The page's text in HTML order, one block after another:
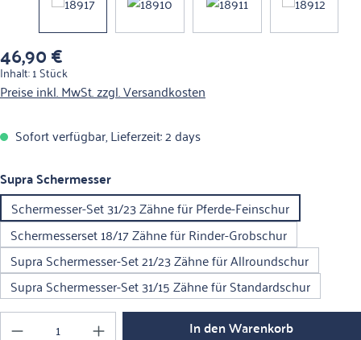
Regulärer Preis:
46,90 €
Inhalt:1 Stück
Preise inkl. MwSt. zzgl. Versandkosten
Sofort verfügbar, Lieferzeit: 2 days
Supra Schermesserauswählen
Schermesser-Set 31/23 Zähne für Pferde-Feinschur
Schermesserset 18/17 Zähne für Rinder-Grobschur
Supra Schermesser-Set 21/23 Zähne für Allroundschur
Supra Schermesser-Set 31/15 Zähne für Standardschur
Produkt Anzahl: Gib den gewünschten Wert
In den Warenkorb